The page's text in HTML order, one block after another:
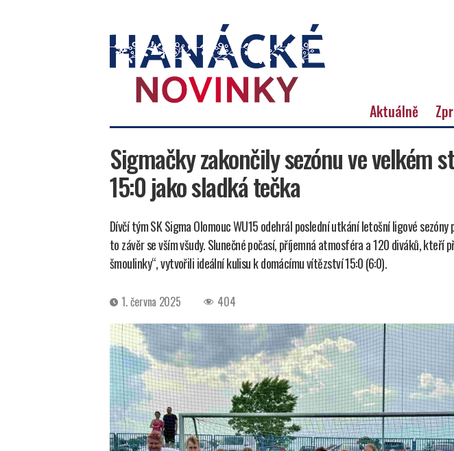
novinky
Aktuálně
Sigmačky zakončily sezónu ve velkém
15:0 jako sladká tečka
Dívčí tým SK Sigma Olomouc WU15 odehrál poslední utkání letošní ligové
to závěr se vším všudy. Slunečné počasí, příjemná atmosféra a 120 diváků, kteří
šmoulinky“, vytvořili ideální kulisu k domácímu vítězství 15:0 (6:0).
Datum
příspěvku
1. června 2025 404